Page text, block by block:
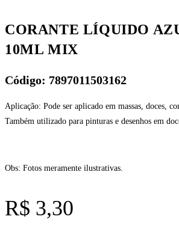
CORANTE LÍQUIDO
10ML MIX
Código: 7897011503162
Aplicação: Pode ser aplicado em massas, doces,
Também utilizado para pinturas e desenhos em
Obs: Fotos meramente ilustrativas.
R$ 3,30